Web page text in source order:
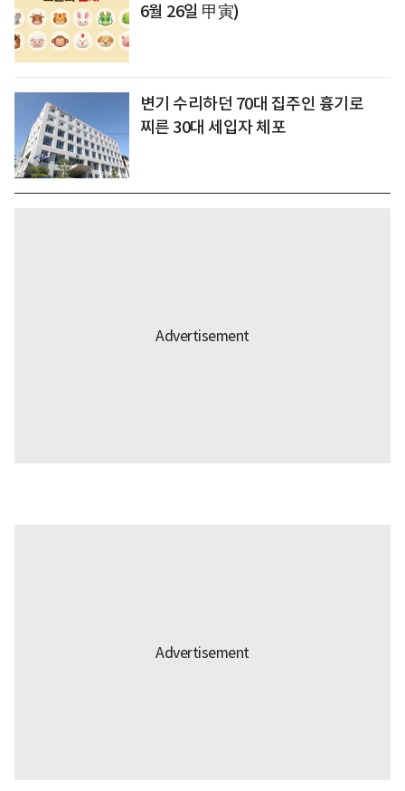
6월 26일 甲寅)
변기 수리하던 70대 집주인 흉기로
찌른 30대 세입자 체포